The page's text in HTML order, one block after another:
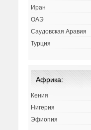
Иран
ОАЭ
Саудовская Аравия
Турция
Африка:
Кения
Нигерия
Эфиопия